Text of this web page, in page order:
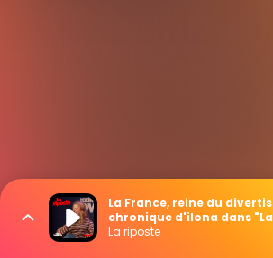
La France, reine du
chronique d'ilona dans
La riposte